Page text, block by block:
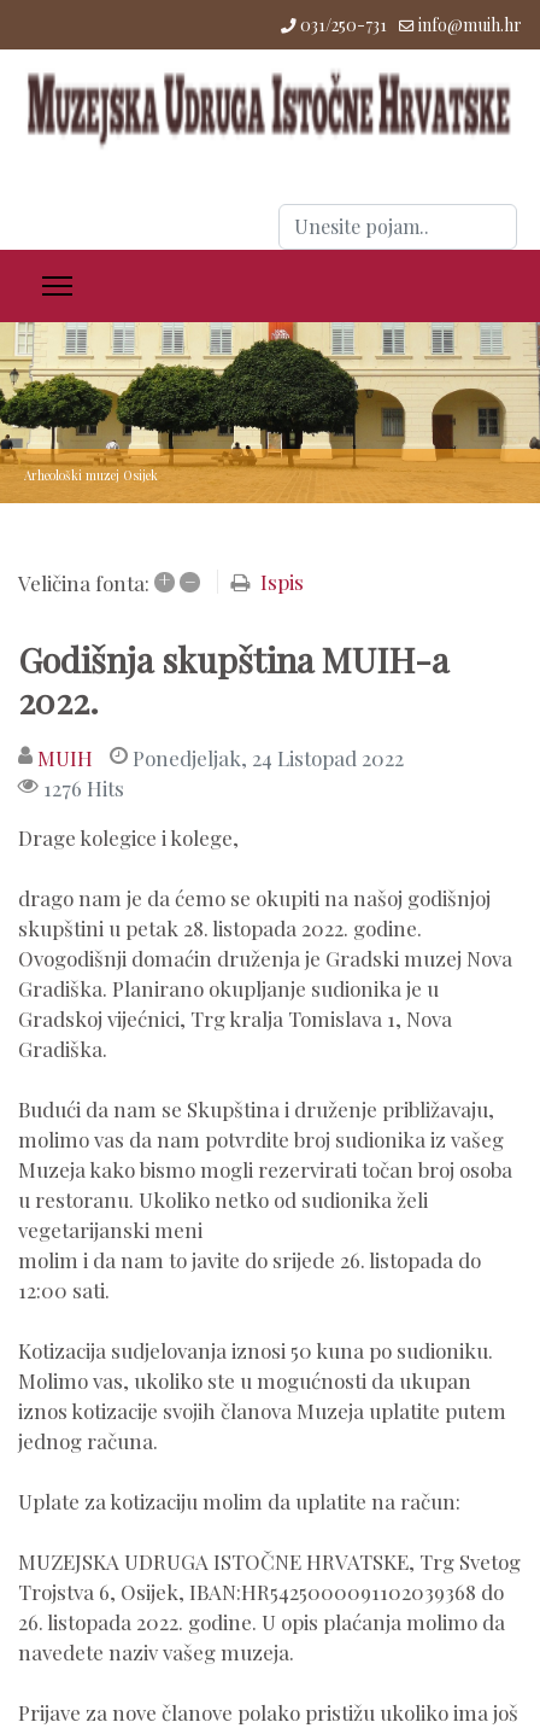
031/250-731 info@muih.hr
Traži
...
Arheološki muzej Osijek
Veličina fonta: + – Ispis
Godišnja skupština MUIH-a
2022.
MUIH
Ponedjeljak, 24 Listopad 2022
1276 Hits
Drage kolegice i kolege,
drago nam je da ćemo se okupiti na našoj godišnjoj
skupštini u petak 28. listopada 2022. godine.
Ovogodišnji domaćin druženja je Gradski muzej Nova
Gradiška. Planirano okupljanje sudionika je u
Gradskoj vijećnici, Trg kralja Tomislava 1, Nova
Gradiška.
Budući da nam se Skupština i druženje približavaju,
molimo vas da nam potvrdite broj sudionika iz vašeg
Muzeja kako bismo mogli rezervirati točan broj osoba
u restoranu. Ukoliko netko od sudionika želi
vegetarijanski meni
molim i da nam to javite do srijede 26. listopada do
12:00 sati.
Kotizacija sudjelovanja iznosi 50 kuna po sudioniku.
Molimo vas, ukoliko ste u mogućnosti da ukupan
iznos kotizacije svojih članova Muzeja uplatite putem
jednog računa.
Uplate za kotizaciju molim da uplatite na račun:
MUZEJSKA UDRUGA ISTOČNE HRVATSKE, Trg Svetog
Trojstva 6, Osijek, IBAN:HR5425000091102039368 do
26. listopada 2022. godine. U opis plaćanja molimo da
navedete naziv vašeg muzeja.
Prijave za nove članove polako pristižu ukoliko ima još